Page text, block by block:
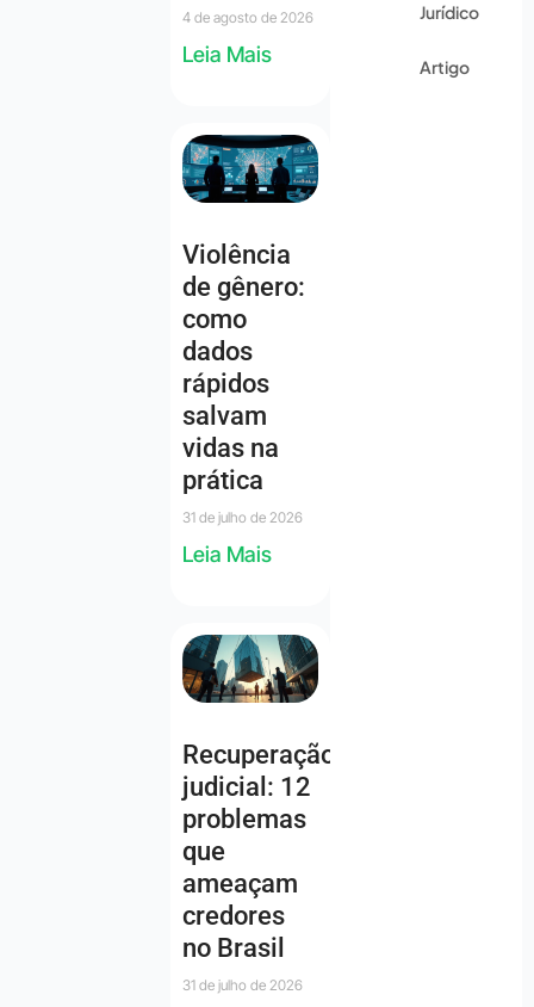
4 de agosto de 2026
Leia Mais
Violência
de gênero:
como
dados
rápidos
salvam
vidas na
prática
31 de julho de 2026
Leia Mais
Recuperação
judicial: 12
problemas
que
ameaçam
credores
no Brasil
31 de julho de 2026
Jurídico
Artigo